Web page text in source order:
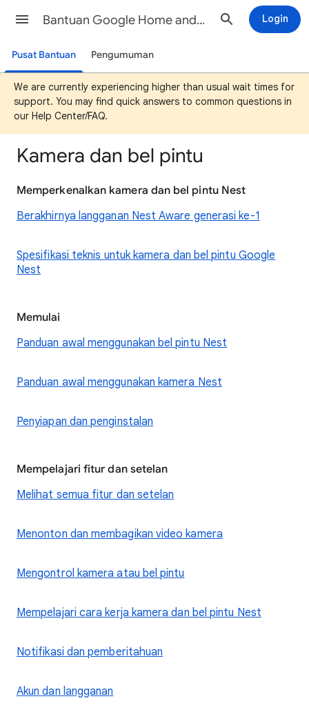
Bantuan Google Home and Nest Login
Pusat Bantuan Pengumuman
We are currently experiencing higher than usual wait times for
support. You may find quick answers to common questions in
our Help Center/FAQ.
Kamera dan bel pintu
Memperkenalkan kamera dan bel pintu Nest
Berakhirnya langganan Nest Aware generasi ke-1
Spesifikasi teknis untuk kamera dan bel pintu Google
Nest
Memulai
Panduan awal menggunakan bel pintu Nest
Panduan awal menggunakan kamera Nest
Penyiapan dan penginstalan
Mempelajari fitur dan setelan
Melihat semua fitur dan setelan
Menonton dan membagikan video kamera
Mengontrol kamera atau bel pintu
Mempelajari cara kerja kamera dan bel pintu Nest
Notifikasi dan pemberitahuan
Akun dan langganan